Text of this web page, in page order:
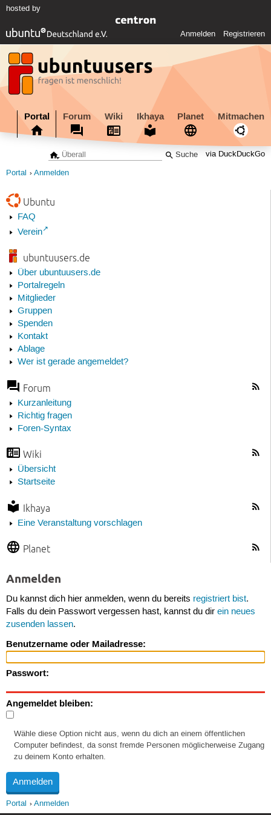
hosted by
Anmelden Registrieren
Portal Forum Wiki Ikhaya Planet Mitmachen
via DuckDuckGo
Portal Anmelden
Ubuntu
FAQ
Verein
ubuntuusers.de
Über ubuntuusers.de
Portalregeln
Mitglieder
Gruppen
Spenden
Kontakt
Ablage
Wer ist gerade angemeldet?
Forum
Kurzanleitung
Richtig fragen
Foren-Syntax
Wiki
Übersicht
Startseite
Ikhaya
Eine Veranstaltung vorschlagen
Planet
Anmelden
Du kannst dich hier anmelden, wenn du bereits registriert bist.
Falls du dein Passwort vergessen hast, kannst du dir ein neues
zusenden lassen.
Benutzername oder Mailadresse:
Passwort:
Angemeldet bleiben:
Wähle diese Option nicht aus, wenn du dich an einem öffentlichen
Computer befindest, da sonst fremde Personen möglicherweise Zugang
zu deinem Konto erhalten.
Portal Anmelden